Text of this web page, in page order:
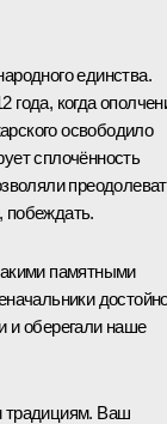
единства.
года, когда
освободило
сплочённость
побеждать.
памятными
и оберегали наше
традициям. Ваш